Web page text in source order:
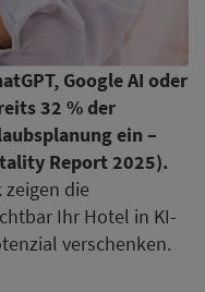
Google AI oder
32 % der
ein –
Report 2025).
zeigen die
Ihr Hotel in KI-
verschenken.